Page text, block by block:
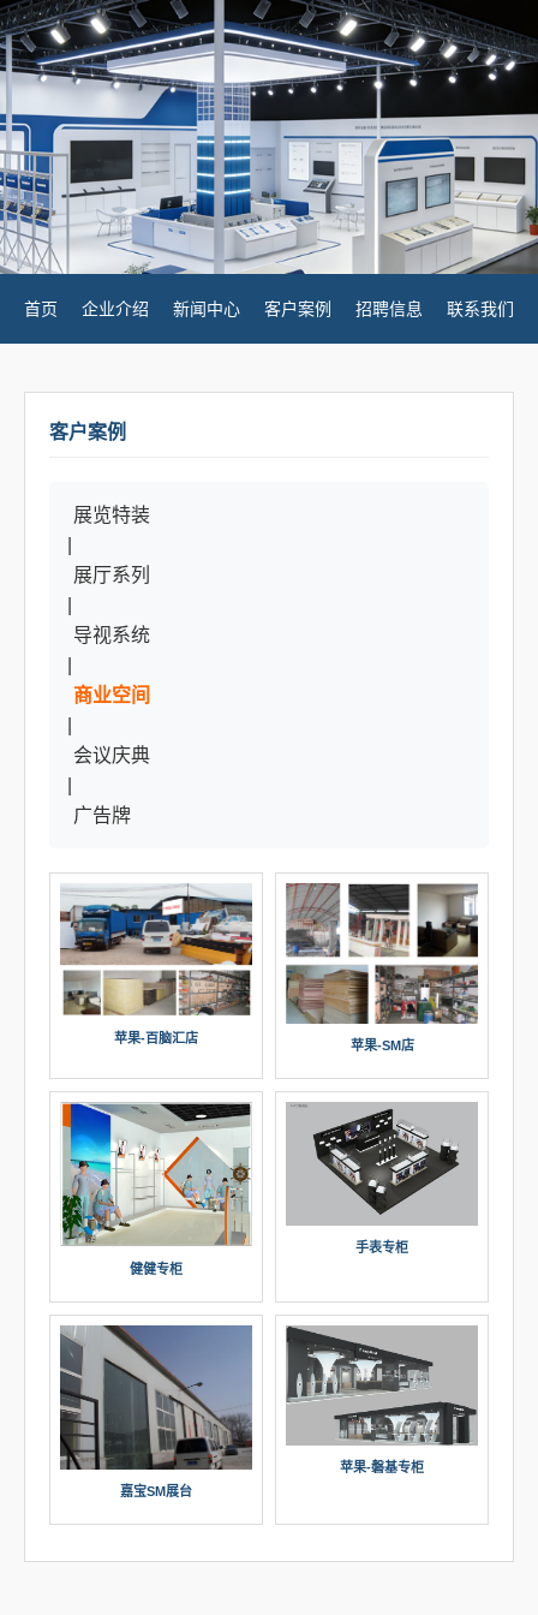
首页 企业介绍 新闻中心 客户案例 招聘信息 联系我们
客户案例
展览特装
展厅系列
导视系统
商业空间
会议庆典
广告牌
苹果-百脑汇店
苹果-SM店
健健专柜
手表专柜
嘉宝SM展台
苹果-磐基专柜